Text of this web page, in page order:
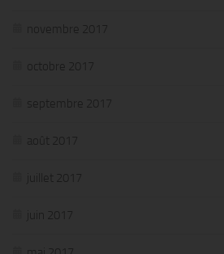
novembre 2017
octobre 2017
septembre 2017
août 2017
juillet 2017
juin 2017